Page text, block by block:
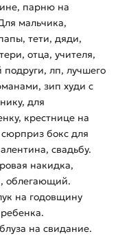
парню на
мальчика,
тети, дяди,
отца, учителя,
подруги, лп, лучшего
зип худи с
для
крестнице на
бокс для
свадьбу.
накидка,
облегающий.
на годовщину
на свидание.